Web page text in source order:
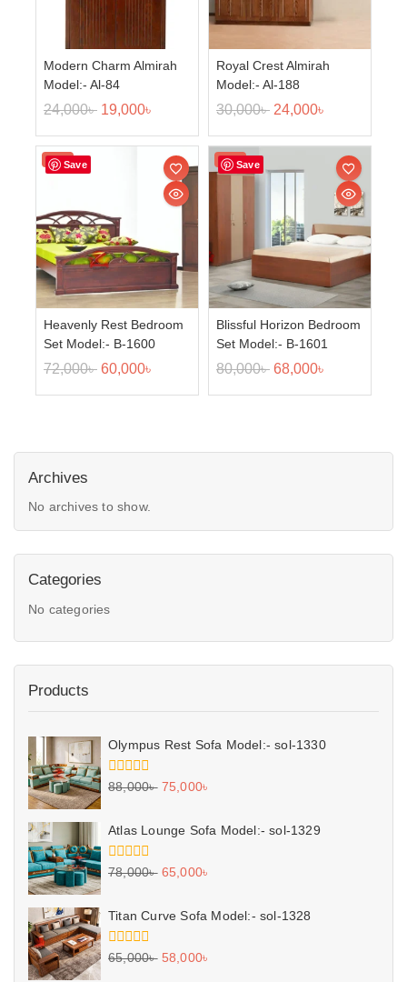
Modern Charm Almirah
Model:- Al-84
24,000৳ 19,000৳
Royal Crest Almirah
Model:- Al-188
30,000৳ 24,000৳
Save
Sale!
Heavenly Rest Bedroom
Set Model:- B-1600
72,000৳ 60,000৳
Save
Sale!
Blissful Horizon Bedroom
Set Model:- B-1601
80,000৳ 68,000৳
Archives
No archives to show.
Categories
No categories
Products
Olympus Rest Sofa Model:- sol-1330
0
5
88,000৳ 75,000৳
Atlas Lounge Sofa Model:- sol-1329
0
5
78,000৳ 65,000৳
Titan Curve Sofa Model:- sol-1328
0
65,000৳ 58,000৳